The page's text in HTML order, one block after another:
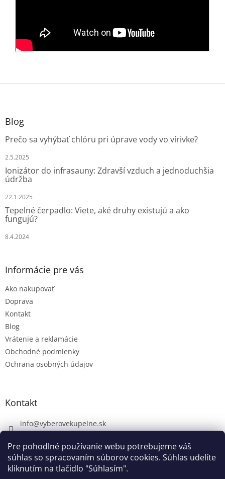
Pre pohodlné používanie webu potrebujeme váš
súhlas so spracovaním súborov cookies. Súhlas udelíte
kliknutím na tlačidlo "Súhlasím".
Z
Blog
Prečo sa vyhýbať chlóru pri úprave vody vo vírivke?
2.5.2025
Ionizátor do infrasauny: Zdravší vzduch a jednoduchšia
údržba
22.1.2025
Tepelné čerpadlo: Viete, aké druhy existujú a ako
fungujú?
8.4.2024
Informácie pre vás
Ako nakupovať
Doprava
Kontakt
Blog
Vrátenie a reklamácie
Obchodné podmienky
Ochrana osobných údajov
Kontakt
info@vyberovekupelne.sk
https://www.facebook.com/vyberovekoupelny/